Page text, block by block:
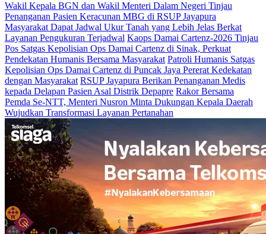
Wakil Kepala BGN dan Wakil Menteri Dalam Negeri Tinjau
Penanganan Pasien Keracunan MBG di RSUP Jayapura
Masyarakat Dapat Jadwal Ukur Tanah yang Lebih Jelas Berkat
Layanan Pengukuran Terjadwal Kaops Damai Cartenz-2026 Tinjau
Pos Satgas Kepolisian Ops Damai Cartenz di Sinak, Perkuat
Pendekatan Humanis Bersama Masyarakat Patroli Humanis Satgas
Kepolisian Ops Damai Cartenz di Puncak Jaya Pererat Kedekatan
dengan Masyarakat RSUP Jayapura Berikan Penanganan Medis
kepada Delapan Pasien Asal Distrik Depapre Rakor Bersama
Pemda Se-NTT, Menteri Nusron Minta Dukungan Kepala Daerah
Wujudkan Transformasi Layanan Pertanahan